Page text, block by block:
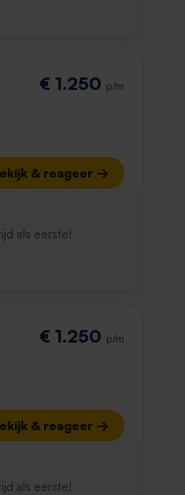
€ 1.250 p/m
& reageer →
als eerste!
€ 1.250 p/m
& reageer →
als eerste!